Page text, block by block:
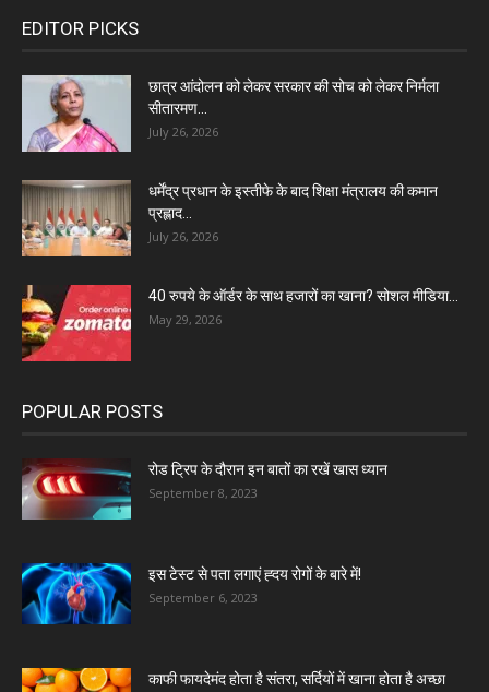
EDITOR PICKS
छात्र आंदोलन को लेकर सरकार की सोच को लेकर निर्मला
सीतारमण...
July 26, 2026
धर्मेंद्र प्रधान के इस्तीफे के बाद शिक्षा मंत्रालय की कमान
प्रह्लाद...
July 26, 2026
40 रुपये के ऑर्डर के साथ हजारों का खाना? सोशल मीडिया...
May 29, 2026
POPULAR POSTS
रोड ट्रिप के दौरान इन बातों का रखें खास ध्यान
September 8, 2023
इस टेस्ट से पता लगाएं ह्दय रोगों के बारे में!
September 6, 2023
काफी फायदेमंद होता है संतरा, सर्दियों में खाना होता है अच्छा